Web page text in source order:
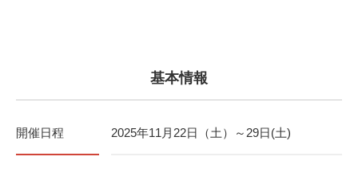
基本情報
開催日程 2025年11月22日（土）～29日(土)